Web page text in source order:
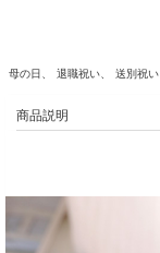
母の日
退職祝い 送別祝い
商品説明